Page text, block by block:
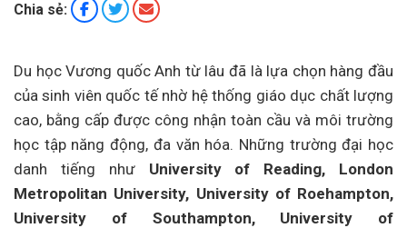
Chia sẻ:
Du học Vương quốc Anh từ lâu đã là lựa chọn hàng đầu
của sinh viên quốc tế nhờ hệ thống giáo dục chất lượng
cao, bằng cấp được công nhận toàn cầu và môi trường
học tập năng động, đa văn hóa. Những trường đại học
danh tiếng như University of Reading, London
Metropolitan University, University of Roehampton,
University of Southampton, University of